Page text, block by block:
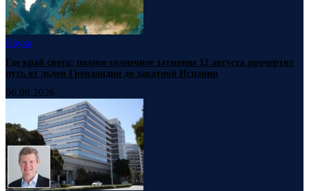
Наука
Где край света: полное солнечное затмение 12 августа прочертит
путь от льдов Гренландии до закатной Испании
06.08.2026